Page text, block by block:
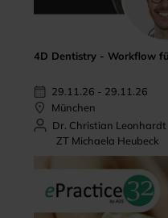
4D Dentistry - Workflow
29.11.26 - 29.11.26
München
Dr. Christian Leonhardt
ZT Michaela Heubeck